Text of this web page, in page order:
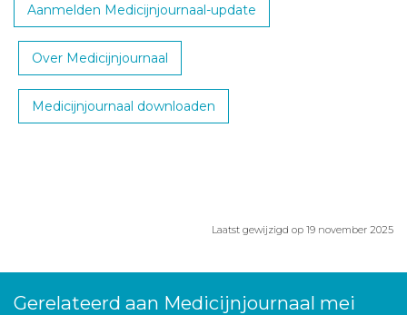
Aanmelden Medicijnjournaal-update
Over Medicijnjournaal
Medicijnjournaal downloaden
Laatst gewijzigd op 19 november 2025
Gerelateerd aan Medicijnjournaal mei